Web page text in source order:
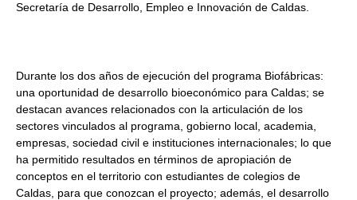
Secretaría de Desarrollo, Empleo e Innovación de Caldas.
Durante los dos años de ejecución del programa Biofábricas:
una oportunidad de desarrollo bioeconómico para Caldas; se
destacan avances relacionados con la articulación de los
sectores vinculados al programa, gobierno local, academia,
empresas, sociedad civil e instituciones internacionales; lo que
ha permitido resultados en términos de apropiación de
conceptos en el territorio con estudiantes de colegios de
Caldas, para que conozcan el proyecto; además, el desarrollo